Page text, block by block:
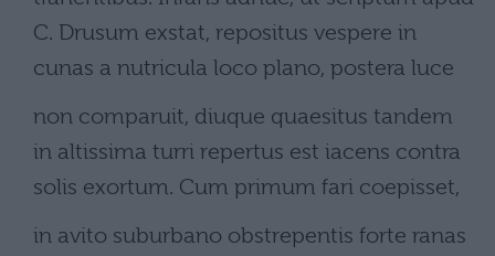
C. Drusum exstat, repositus vespere in
cunas a nutricula loco plano, postera luce
non comparuit, diuque quaesitus tandem
in altissima turri repertus est iacens contra
solis exortum. Cum primum fari coepisset,
in avito suburbano obstrepentis forte ranas